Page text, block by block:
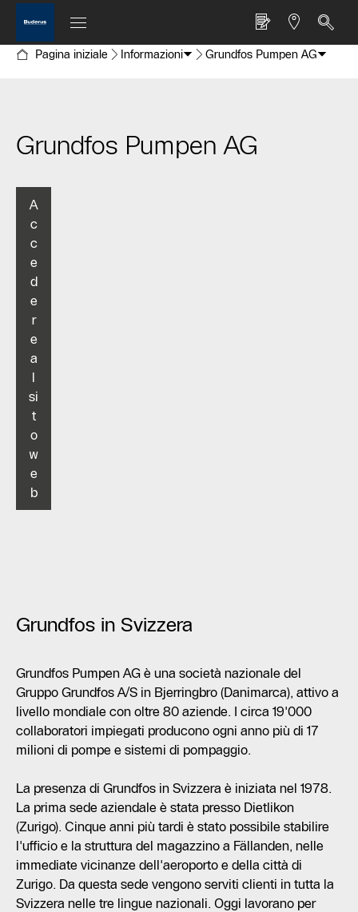
Pagina iniziale Informazioni Grundfos Pumpen AG
Grundfos Pumpen AG
A
c
c
e
d
e
r
e
a
l
si
t
o
w
e
b
Grundfos in Svizzera
Grundfos Pumpen AG è una società nazionale del
Gruppo Grundfos A/S in Bjerringbro (Danimarca), attivo a
livello mondiale con oltre 80 aziende. I circa 19'000
collaboratori impiegati producono ogni anno più di 17
milioni di pompe e sistemi di pompaggio.
La presenza di Grundfos in Svizzera è iniziata nel 1978.
La prima sede aziendale è stata presso Dietlikon
(Zurigo). Cinque anni più tardi è stato possibile stabilire
l'ufficio e la struttura del magazzino a Fällanden, nelle
immediate vicinanze dell'aeroporto e della città di
Zurigo. Da questa sede vengono serviti clienti in tutta la
Svizzera nelle tre lingue nazionali. Oggi lavorano per